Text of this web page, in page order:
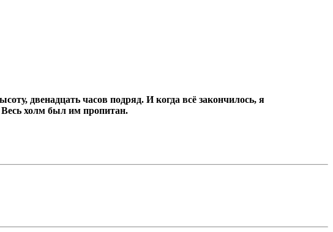
двенадцать часов подряд. И когда всё закончилось, я
холм был им пропитан.